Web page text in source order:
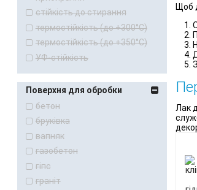
Щоб
Лак
стійкість до стирання
термостійкість (до +300°С)
термостійкість (до +350°С)
УФ-стійкість
Поверхня для обробки
бетон
бруківка
вапняк
газобетон
гіпс
граніт